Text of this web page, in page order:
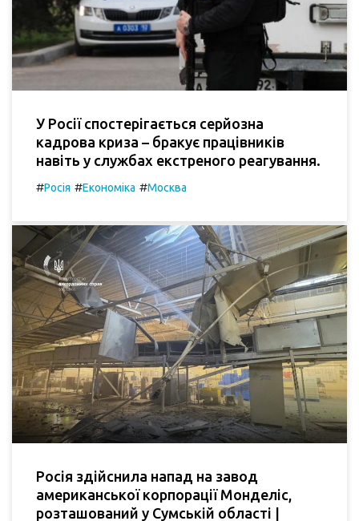
У Росії спостерігається серйозна
кадрова криза – бракує працівників
навіть у службах екстреного реагування.
#Росія #Економіка #Москва
Росія здійснила напад на завод
американської корпорації Монделіс,
розташований у Сумській області |